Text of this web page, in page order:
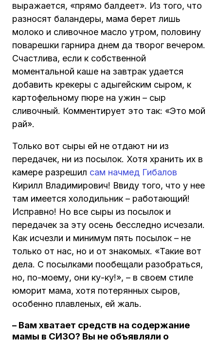
выражается, «прямо балдеет». Из того, что
разносят баландеры, мама берет лишь
молоко и сливочное масло утром, половину
поварешки гарнира днем да творог вечером.
Счастлива, если к собственной
моментальной каше на завтрак удается
добавить крекеры с адыгейским сыром, к
картофельному пюре на ужин – сыр
сливочный. Комментирует это так: «Это мой
рай».
Только вот сыры ей не отдают ни из
передачек, ни из посылок. Хотя хранить их в
камере разрешил сам начмед Гибалов
Кирилл Владимирович! Ввиду того, что у нее
там имеется холодильник – работающий!
Исправно! Но все сыры из посылок и
передачек за эту осень бесследно исчезали.
Как исчезли и минимум пять посылок – не
только от нас, но и от знакомых. «Такие вот
дела. С посылками пообещали разобраться,
но, по-моему, они ку-ку!», – в своем стиле
юморит мама, хотя потерянных сыров,
особенно плавленых, ей жаль.
– Вам хватает средств на содержание
мамы в СИЗО? Вы не объявляли о